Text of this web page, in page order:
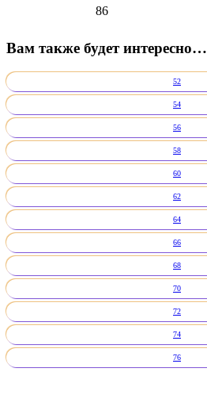
86
Вам также будет интересно…
52
54
56
58
60
62
64
66
68
70
72
74
76